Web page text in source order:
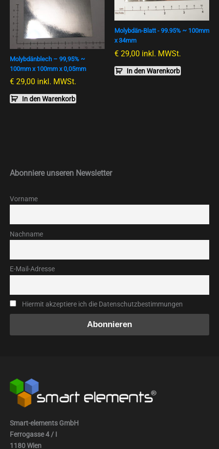
Molybdänblech – 99,95% ~
100mm x 100mm x 0,05mm
€ 29,00 inkl. MWSt.
In den Warenkorb
Molybdän-Blatt - 99.95% ~ 100mm
x 34mm
€ 29,00 inkl. MWSt.
In den Warenkorb
Abonniere unseren Newsletter
Vorname
Nachname
E-Mail-Adresse
Hiermit akzeptiere ich die Datenschutzbestimmungen
Smart-elements GmbH
Ferrogasse 4 / I
1180 Wien